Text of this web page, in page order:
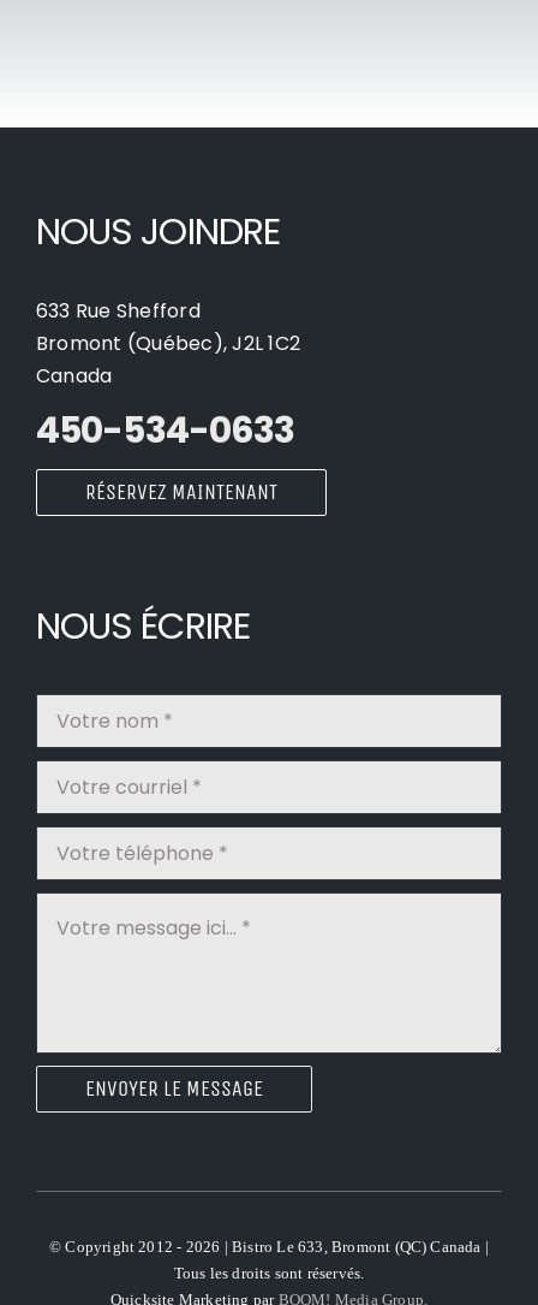
NOUS JOINDRE
633 Rue Shefford
Bromont (Québec), J2L 1C2
Canada
450-534-0633
RÉSERVEZ MAINTENANT
NOUS ÉCRIRE
ENVOYER LE MESSAGE
© Copyright 2012 - 2026 | Bistro Le 633, Bromont (QC) Canada |
Tous les droits sont réservés.
Quicksite Marketing par BOOM! Media Group.